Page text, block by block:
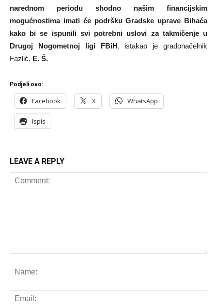
narednom periodu shodno našim financijskim
mogućnostima imati će podršku Gradske uprave Bihaća
kako bi se ispunili svi potrebni uslovi za takmičenje u
Drugoj Nogometnoj ligi FBiH, istakao je gradonačelnik
Fazlić. E. Š.
Podjeli ovo:
Facebook X WhatsApp
Ispis
LEAVE A REPLY